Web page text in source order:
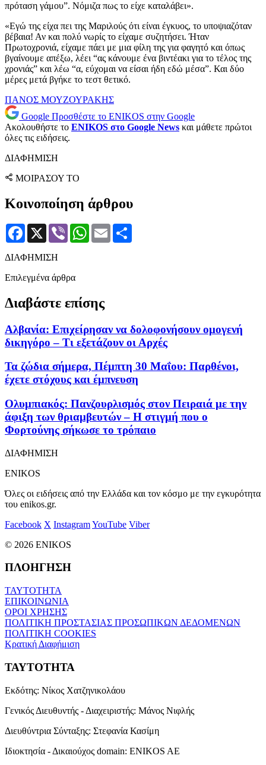
πρόταση γάμου”. Νόμιζα πως το είχε καταλάβει».
«Εγώ της είχα πει της Μαριλούς ότι είναι έγκυος, το υποψιαζόταν
βέβαια! Αν και πολύ νωρίς το είχαμε συζητήσει. Ήταν
Πρωτοχρονιά, είχαμε πάει με μια φίλη της για φαγητό και όπως
βγαίνουμε απέξω, λέει “ας κάνουμε ένα βιντέακι για το τέλος της
χρονιάς” και λέω “α, εύχομαι να είσαι ήδη εδώ μέσα”. Και δύο
μέρες μετά βγήκε το τεστ θετικό.
ΠΑΝΟΣ ΜΟΥΖΟΥΡΑΚΗΣ
Google Προσθέστε το ENIKOS στην Google
Ακολουθήστε το ENIKOS στο Google News και μάθετε πρώτοι
όλες τις ειδήσεις.
ΔΙΑΦΗΜΙΣΗ
ΜΟΙΡΑΣΟΥ ΤΟ
Κοινοποίηση άρθρου
Facebook
X Viber WhatsApp
Email
ΔΙΑΦΗΜΙΣΗ
Επιλεγμένα άρθρα
Διαβάστε επίσης
Αλβανία: Επιχείρησαν να δολοφονήσουν ομογενή
δικηγόρο – Τι εξετάζουν οι Αρχές
Τα ζώδια σήμερα, Πέμπτη 30 Μαΐου: Παρθένοι,
έχετε στόχους και έμπνευση
Ολυμπιακός: Πανζουρλισμός στον Πειραιά με την
άφιξη των θριαμβευτών – Η στιγμή που ο
Φορτούνης σήκωσε το τρόπαιο
ΔΙΑΦΗΜΙΣΗ
ENIKOS
Όλες οι ειδήσεις από την Ελλάδα και τον κόσμο με την εγκυρότητα
του enikos.gr.
Facebook X InstagramYouTube Viber
© 2026 ENIKOS
ΠΛΟΗΓΗΣΗ
ΤΑΥΤΟΤΗΤΑ
ΕΠΙΚΟΙΝΩΝΙΑ
ΟΡΟΙ ΧΡΗΣΗΣ
ΠΟΛΙΤΙΚΗ ΠΡΟΣΤΑΣΙΑΣ ΠΡΟΣΩΠΙΚΩΝ ΔΕΔΟΜΕΝΩΝ
ΠΟΛΙΤΙΚΗ COOKIES
Κρατική Διαφήμιση
ΤΑΥΤΟΤΗΤΑ
Εκδότης: Νίκος Χατζηνικολάου
Γενικός Διευθυντής - Διαχειριστής: Μάνος Νιφλής
Διευθύντρια Σύνταξης: Στεφανία Κασίμη
Ιδιοκτησία - Δικαιούχος domain: ENIKOS AE